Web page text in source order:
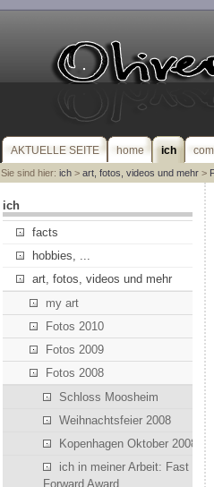
AKTUELLE SEITE home ich
Sie sind hier: ich> art, fotos, videos und mehr>
ich
facts
hobbies, ...
art, fotos, videos und mehr
my art
Fotos 2010
Fotos 2009
Fotos 2008
Schloss Moosheim
Weihnachtsfeier 2008
Kopenhagen Oktober 2008
ich in meiner Arbeit: Fast
Forward Award